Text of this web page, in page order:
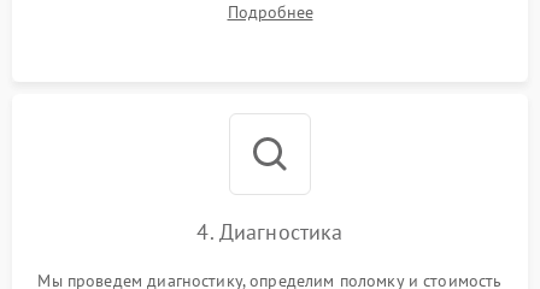
Подробнее
4. Диагностика
Мы проведем диагностику, определим поломку и стоимость